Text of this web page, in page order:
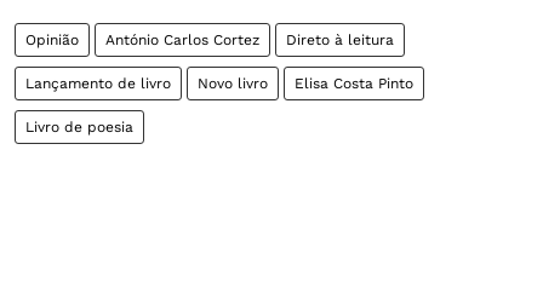
Opinião António Carlos Cortez Direto à leitura
Lançamento de livro Novo livro Elisa Costa Pinto
Livro de poesia